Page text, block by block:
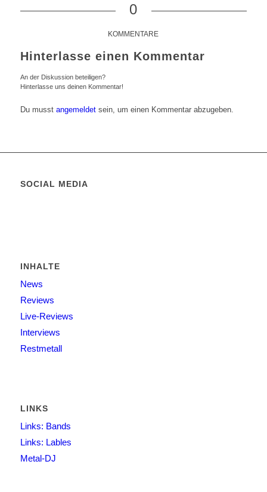
0
KOMMENTARE
Hinterlasse einen Kommentar
An der Diskussion beteiligen?
Hinterlasse uns deinen Kommentar!
Du musst angemeldetsein, um einen Kommentar abzugeben.
SOCIAL MEDIA
INHALTE
News
Reviews
Live-Reviews
Interviews
Restmetall
LINKS
Links: Bands
Links: Lables
Metal-DJ